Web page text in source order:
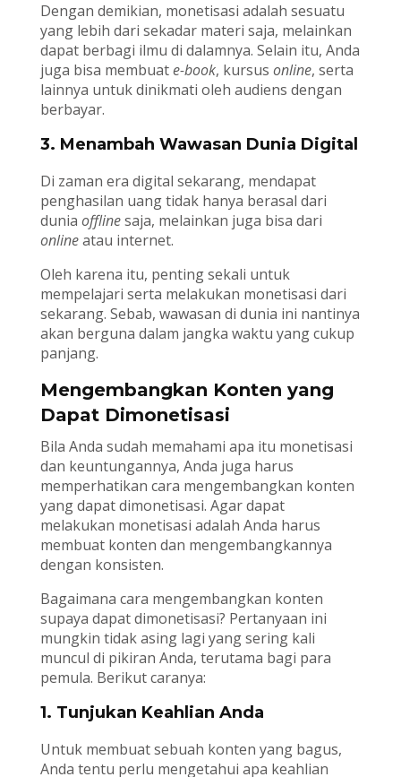
Dengan demikian, monetisasi adalah sesuatu
yang lebih dari sekadar materi saja, melainkan
dapat berbagi ilmu di dalamnya. Selain itu, Anda
juga bisa membuate-book, kursus online, serta
lainnya untuk dinikmati oleh audiens dengan
berbayar.
3. Menambah Wawasan Dunia Digital
Di zaman era digital sekarang, mendapat
penghasilan uang tidak hanya berasal dari
dunia offlinesaja, melainkan juga bisa dari
onlineatau internet.
Oleh karena itu, penting sekali untuk
mempelajari serta melakukan monetisasi dari
sekarang. Sebab, wawasan di dunia ini nantinya
akan berguna dalam jangka waktu yang cukup
panjang.
Mengembangkan Konten yang
Dapat Dimonetisasi
Bila Anda sudah memahami apa itu monetisasi
dan keuntungannya, Anda juga harus
memperhatikan cara mengembangkan konten
yang dapat dimonetisasi. Agar dapat
melakukan monetisasi adalah Anda harus
membuat konten dan mengembangkannya
dengan konsisten.
Bagaimana cara mengembangkan konten
supaya dapat dimonetisasi? Pertanyaan ini
mungkin tidak asing lagi yang sering kali
muncul di pikiran Anda, terutama bagi para
pemula. Berikut caranya:
1. Tunjukan Keahlian Anda
Untuk membuat sebuah konten yang bagus,
Anda tentu perlu mengetahui apa keahlian